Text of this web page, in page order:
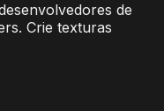
de
Crie texturas